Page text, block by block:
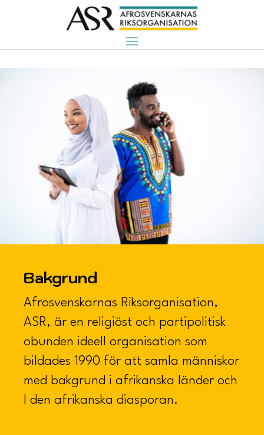
Bakgrund
Afrosvenskarnas Riksorganisation,
ASR, är en religiöst och partipolitisk
obunden ideell organisation som
bildades 1990 för att samla människor
med bakgrund i afrikanska länder och
I den afrikanska diasporan.